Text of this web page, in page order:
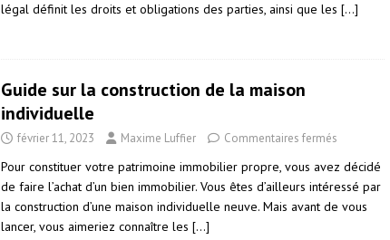
légal définit les droits et obligations des parties, ainsi que les […]
Guide sur la construction de la maison
individuelle
février 11, 2023 Maxime Luffier Commentaires fermés
Pour constituer votre patrimoine immobilier propre, vous avez décidé
de faire l’achat d’un bien immobilier. Vous êtes d’ailleurs intéressé par
la construction d’une maison individuelle neuve. Mais avant de vous
lancer, vous aimeriez connaître les […]